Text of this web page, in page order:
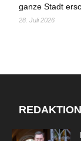
ganze Stadt
28. Juli 2026